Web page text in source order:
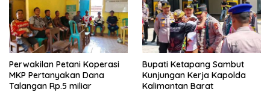
Perwakilan Petani Koperasi
MKP Pertanyakan Dana
Talangan Rp.5 miliar
Bupati Ketapang Sambut
Kunjungan Kerja Kapolda
Kalimantan Barat